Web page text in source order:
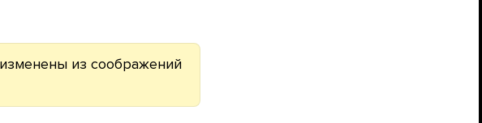
из соображений